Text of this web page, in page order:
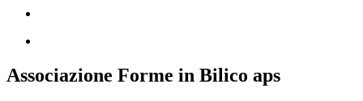
Associazione Forme in Bilico aps